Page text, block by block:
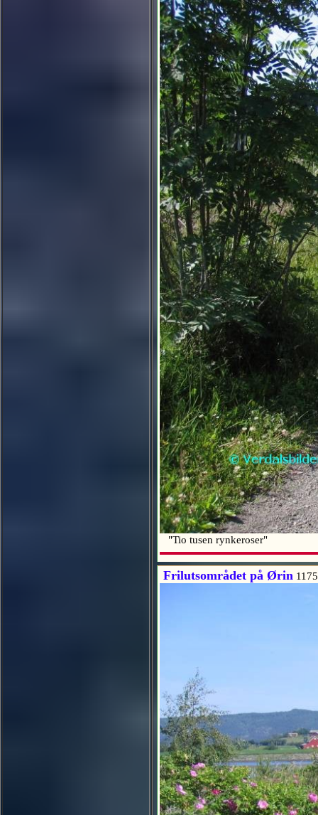
"Tio tusen rynkeroser"
Frilutsområdet på Ørin